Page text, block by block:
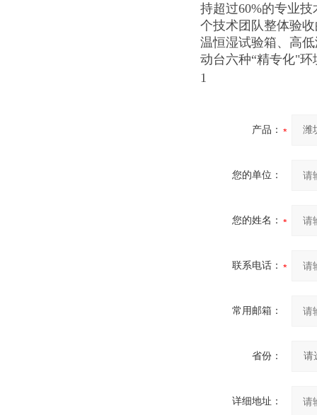
持超过60%的专业
个技术团队整体验
温恒湿试验箱、高
动台六种“精专化"环
1
产品：
您的单位：
您的姓名：
联系电话：
常用邮箱：
省份：
详细地址：